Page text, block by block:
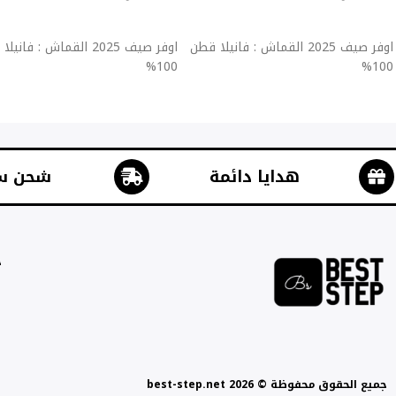
اوفر صيف 2025 القماش : فانيلا قطن
100%
اوفر صيف 2025 القماش :
100%
هدايا دائمة شحن
جميع الحقوق محفوظة © best-step.net 2026